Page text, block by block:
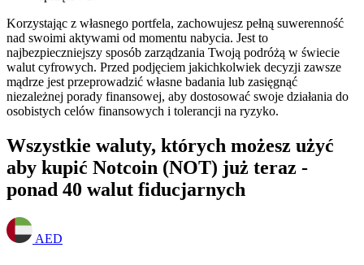
Korzystając z własnego portfela, zachowujesz pełną suwerenność
nad swoimi aktywami od momentu nabycia. Jest to
najbezpieczniejszy sposób zarządzania Twoją podróżą w świecie
walut cyfrowych. Przed podjęciem jakichkolwiek decyzji zawsze
mądrze jest przeprowadzić własne badania lub zasięgnąć
niezależnej porady finansowej, aby dostosować swoje działania do
osobistych celów finansowych i tolerancji na ryzyko.
Wszystkie waluty, których możesz użyć
aby kupić Notcoin (NOT) już teraz -
ponad 40 walut fiducjarnych
AED